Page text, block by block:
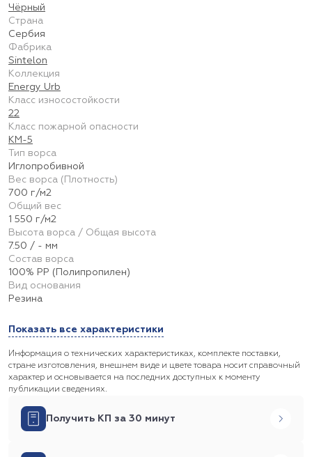
Чёрный
Страна
Сербия
Фабрика
Sintelon
Коллекция
Energy Urb
Класс износостойкости
22
Класс пожарной опасности
КМ-5
Тип ворса
Иглопробивной
Вес ворса (Плотность)
700 г/м2
Общий вес
1 550 г/м2
Высота ворса / Общая высота
7.50 / - мм
Состав ворса
100% PP (Полипропилен)
Вид основания
Резина
Показать все характеристики
Информация о технических характеристиках, комплекте поставки,
стране изготовления, внешнем виде и цвете товара носит справочный
характер и основывается на последних доступных к моменту
публикации сведениях.
Получить КП за 30 минут